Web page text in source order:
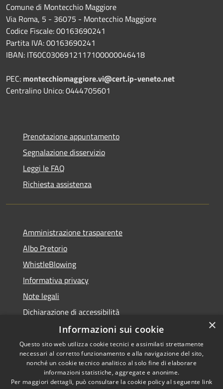
Comune di Montecchio Maggiore
Via Roma, 5 - 36075 - Montecchio Maggiore
Codice Fiscale: 00163690241
Partita IVA: 00163690241
IBAN: IT60C0306912117100000046418
PEC: montecchiomaggiore.vi@cert.ip-veneto.net
Centralino Unico: 0444705601
Prenotazione appuntamento
Segnalazione disservizio
Leggi le FAQ
Richiesta assistenza
Amministrazione trasparente
Albo Pretorio
WhistleBlowing
Informativa privacy
Note legali
Dichiarazione di accessibilità
Accessibilità
Privacy
Copyright © 2026 • Città di
Montecchio Maggiore •
Powered byMunicipium •
×
Informazioni sui cookie
Questo sito web utilizza cookie tecnici e assimilati strettamente
necessari al corretto funzionamento e alla navigazione del sito,
nonché un cookie tecnico analitico al solo fine di elaborare
informazioni statistiche, aggregate e anonime.
Per maggiori dettagli, può consultare la cookie policy al seguente link